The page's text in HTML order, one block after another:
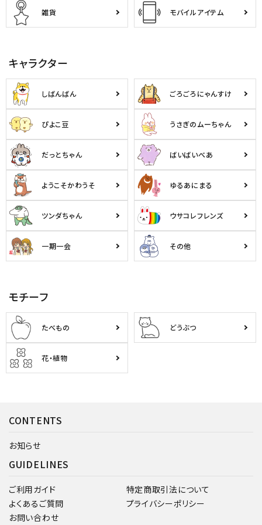
雑貨 モバイルアイテム
キャラクター
しばんばん ごろごろにゃんすけ
ぴよこ豆 うさぎのムーちゃん
だっとちゃん ばいばいべあ
ようこそかわうそ ゆるあにまる
ツンダちゃん ウサコレフレンズ
一期一会 その他
モチーフ
たべもの どうぶつ
花・植物
CONTENTS
お知らせ
GUIDELINES
ご利用ガイド
よくあるご質問
お問い合わせ
特定商取引法について
プライバシーポリシー